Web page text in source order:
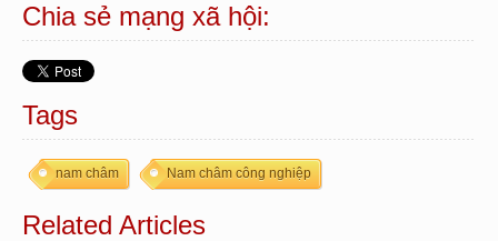
Chia sẻ mạng xã hội:
Tags
nam châm Nam châm công nghiệp
Related Articles